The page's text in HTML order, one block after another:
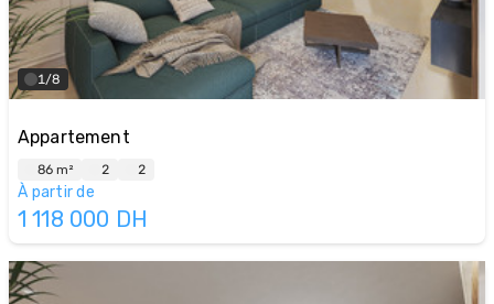
1/8
Appartement
86 m² 2 2
À partir de
1 118 000 DH